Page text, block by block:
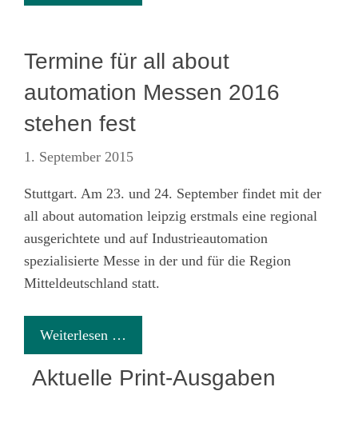
Termine für all about
automation Messen 2016
stehen fest
1. September 2015
Stuttgart. Am 23. und 24. September findet mit der
all about automation leipzig erstmals eine regional
ausgerichtete und auf Industrieautomation
spezialisierte Messe in der und für die Region
Mitteldeutschland statt.
Weiterlesen …
Aktuelle Print-Ausgaben